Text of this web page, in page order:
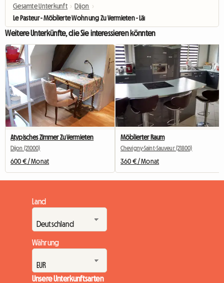
Gesamte Unterkunft › Dijon ›
Le Pasteur - Möblierte Wohnung Zu Vermieten - Längerer Aufenthalt Möglich
Weitere Unterkünfte, die Sie interessieren könnten
Atypisches Zimmer Zu Vermieten
Dijon (21000)
600 € / Monat
Möblierter Raum
Chevigny-Saint-Sauveur (21800)
360 € / Monat
Land
Währung
Unsere Unterkunftsarten